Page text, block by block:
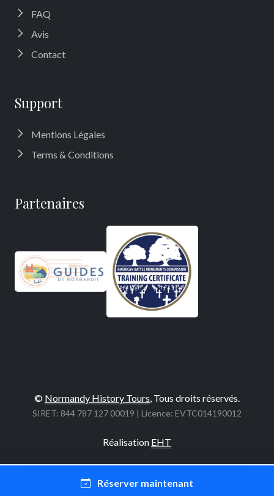
FAQ
Avis
Contact
Support
Mentions Légales
Terms & Conditions
Partenaires
© Normandy History Tours, Tous droits réservés.
SIRET: 844 787 127 00019 | Licence: EVTC014190012
Réalisation EHT
Réserver maintenant